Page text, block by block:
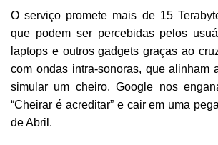
O serviço promete mais de 15
que podem ser percebidas pelos
laptops e outros gadgets graças ao
com ondas intra-sonoras, que alinham
simular um cheiro. Google nos
“Cheirar é acreditar” e cair em uma
de Abril.